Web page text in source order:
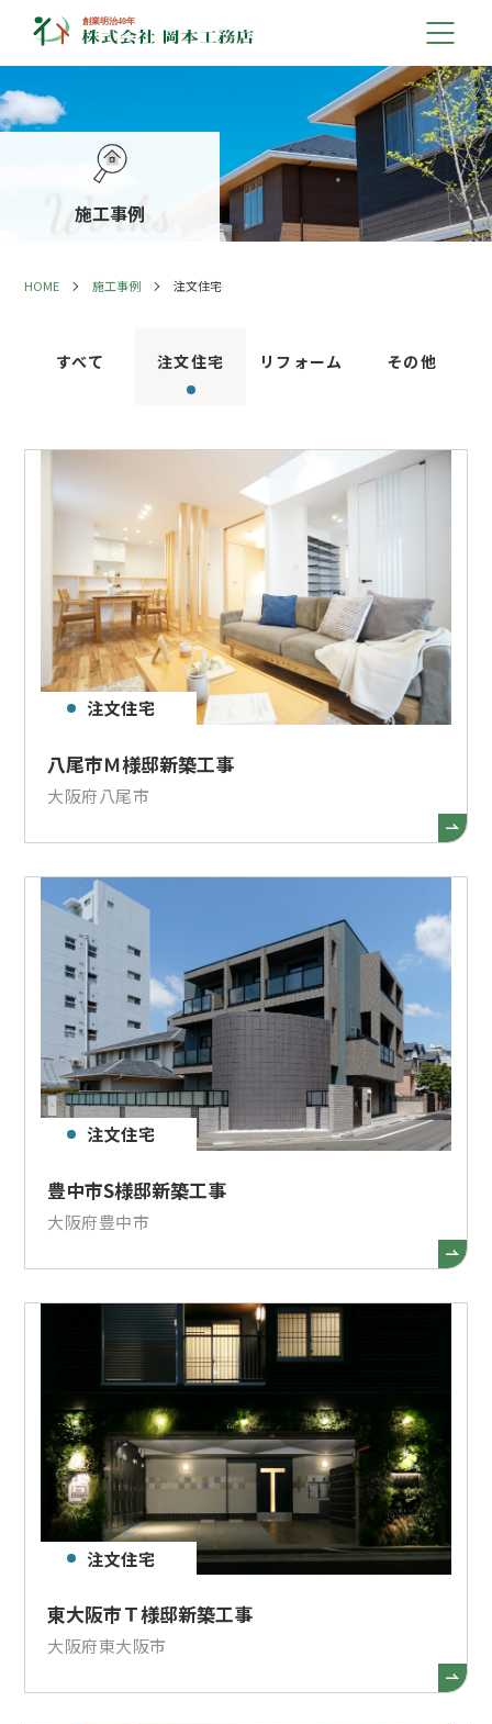
施工事例
HOME 施工事例 注文住宅
すべて 注文住宅 リフォーム その他
注文住宅
八尾市Ｍ様邸新築工事
大阪府八尾市
注文住宅
豊中市S様邸新築工事
大阪府豊中市
注文住宅
東大阪市Ｔ様邸新築工事
大阪府東大阪市